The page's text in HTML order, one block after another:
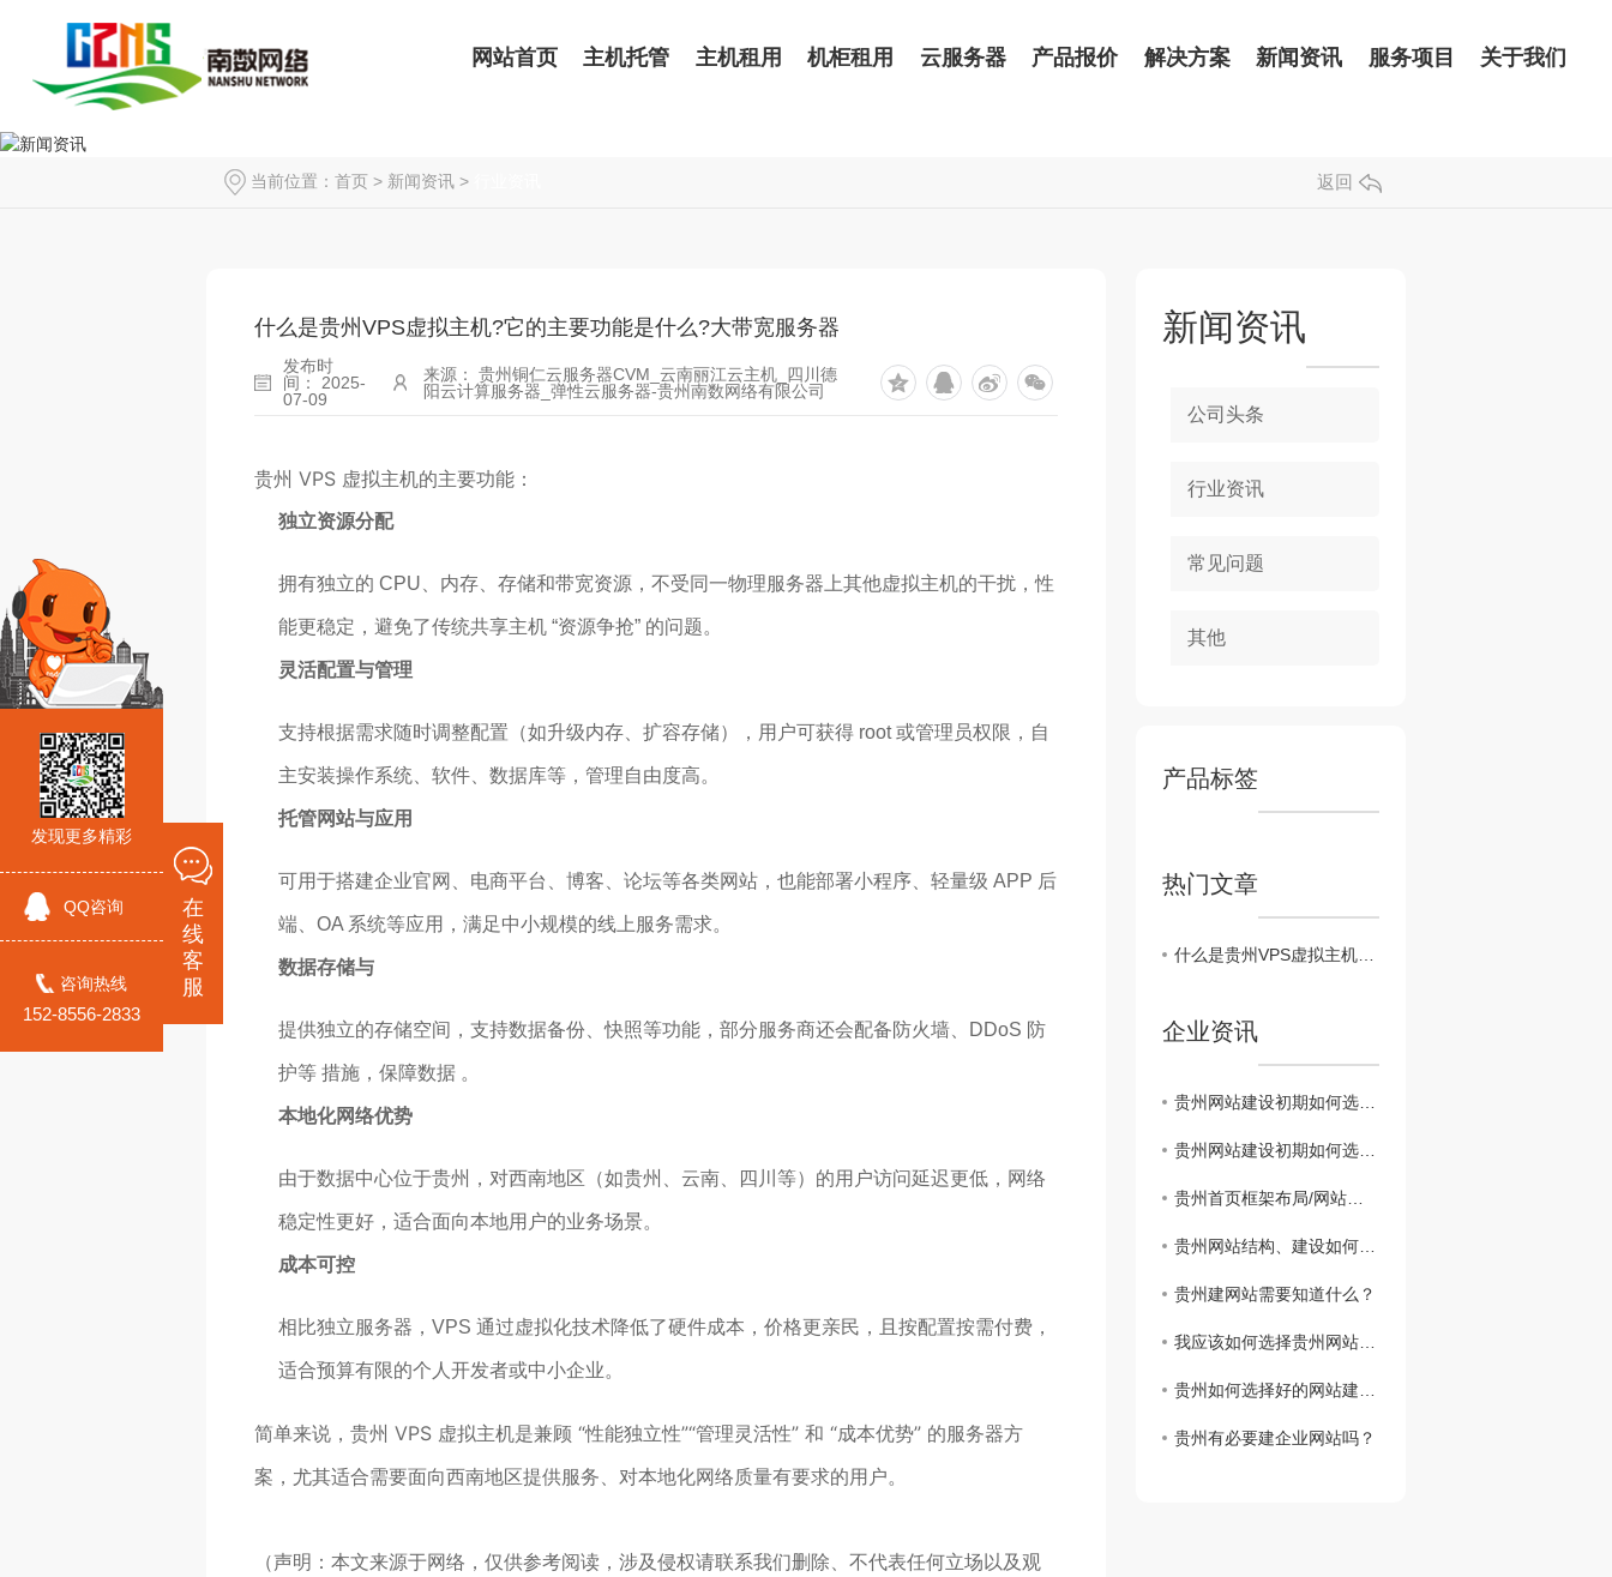
网站首页 主机托管 主机租用 机柜租用 云服务器 产品报价 解决方案 新闻资讯 服务项目 关于我们
当前位置： 首页 > 新闻资讯 > 返回
什么是贵州VPS虚拟主机?它的主要功能是什么?大带宽服务器
发布时
间： 2025-
07-09
来源： 贵州铜仁云服务器CVM_云南丽江云主机_四川德
阳云计算服务器_弹性云服务器-贵州南数网络有限公司
贵州 VPS 虚拟主机的主要功能：
独立资源分配
拥有独立的 CPU、内存、存储和带宽资源，不受同一物理服务器上其他虚拟主机的干扰，性
能更稳定，避免了传统共享主机 “资源争抢” 的问题。
灵活配置与管理
支持根据需求随时调整配置（如升级内存、扩容存储），用户可获得 root 或管理员权限，自
主安装操作系统、软件、数据库等，管理自由度高。
托管网站与应用
可用于搭建企业官网、电商平台、博客、论坛等各类网站，也能部署小程序、轻量级 APP 后
端、OA 系统等应用，满足中小规模的线上服务需求。
数据存储与
提供独立的存储空间，支持数据备份、快照等功能，部分服务商还会配备防火墙、DDoS 防
护等 措施，保障数据 。
本地化网络优势
由于数据中心位于贵州，对西南地区（如贵州、云南、四川等）的用户访问延迟更低，网络
稳定性更好，适合面向本地用户的业务场景。
成本可控
相比独立服务器，VPS 通过虚拟化技术降低了硬件成本，价格更亲民，且按配置按需付费，
适合预算有限的个人开发者或中小企业。
简单来说，贵州 VPS 虚拟主机是兼顾 “性能独立性”“管理灵活性” 和 “成本优势” 的服务器方
案，尤其适合需要面向西南地区提供服务、对本地化网络质量有要求的用户。
（声明：本文来源于网络，仅供参考阅读，涉及侵权请联系我们删除、不代表任何立场以及观
新闻资讯
公司头条
行业资讯
常见问题
其他
产品标签
热门文章
什么是贵州VPS虚拟主机?它的主要功能是什么?大带宽服务器
企业资讯
贵州网站建设初期如何选择域名
贵州网站建设初期如何选择域名
贵州首页框架布局/网站建设思路
贵州网站结构、建设如何实现网站设计
贵州建网站需要知道什么？
我应该如何选择贵州网站虚拟主机？
贵州如何选择好的网站建设公司？
贵州有必要建企业网站吗？
发现更多精彩
QQ咨询
咨询热线
152-8556-2833
在
线
客
服